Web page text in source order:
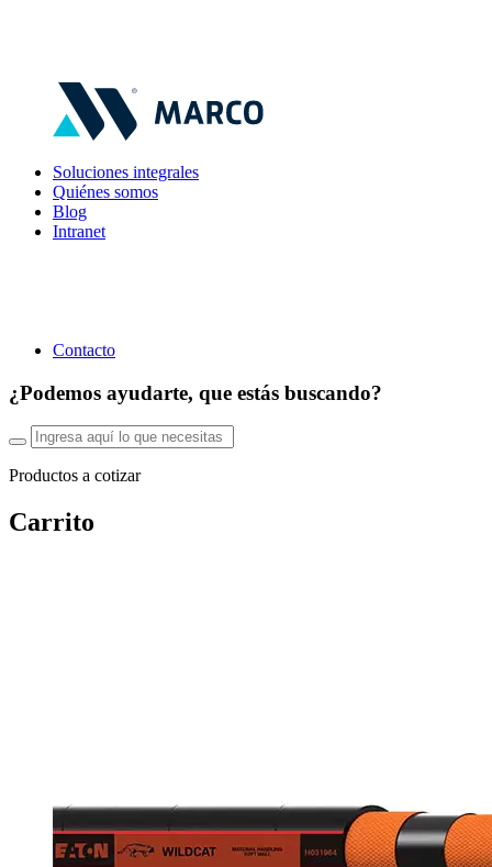
Soluciones integrales
Quiénes somos
Blog
Intranet
Contacto
¿Podemos ayudarte, que estás buscando?
Productos a cotizar
Carrito